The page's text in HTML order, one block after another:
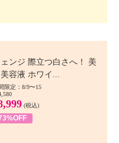
ンジ 際立つ白さへ！ 美
容液 ホワイ...
限定：8/9〜15
(税込)